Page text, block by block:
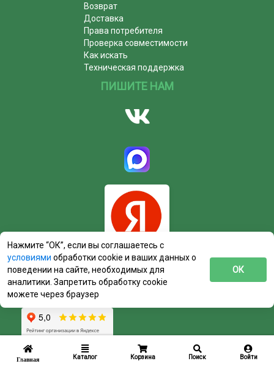
Главная Каталог Корзина Поиск Войти
Возврат
Доставка
Права потребителя
Проверка совместимости
Как искать
Техническая поддержка
ПИШИТЕ НАМ
Нажмите “ОК”, если вы соглашаетесь с
условиями обработки cookie и ваших данных о
поведении на сайте, необходимых для
аналитики. Запретить обработку cookie
можете через браузер
ОК